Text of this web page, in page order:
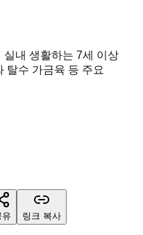
실내 생활하는 7세 이상
탈수 가금육 등 주요
유 링크 복사